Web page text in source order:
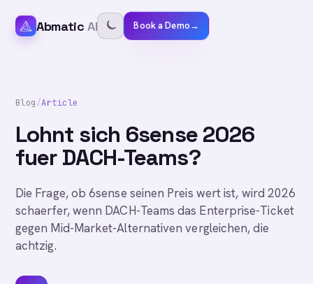
Abmatic AI Book a Demo→
Blog/Article
Lohnt sich 6sense 2026
fuer DACH-Teams?
Die Frage, ob 6sense seinen Preis wert ist, wird 2026
schaerfer, wenn DACH-Teams das Enterprise-Ticket
gegen Mid-Market-Alternativen vergleichen, die
achtzig.